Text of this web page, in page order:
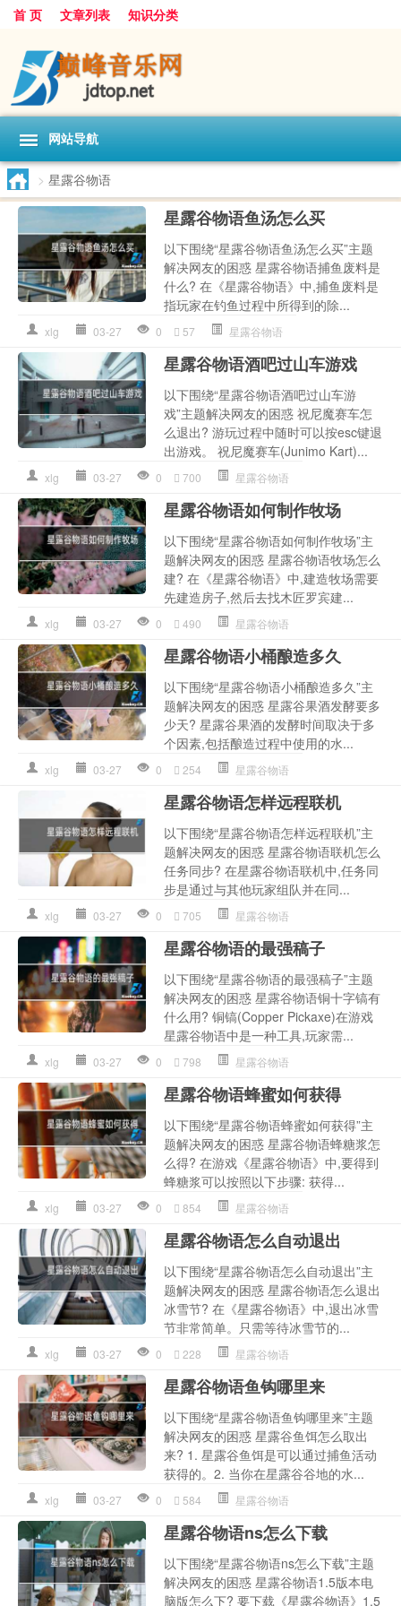
首 页 文章列表 知识分类
网站导航
> 星露谷物语
星露谷物语鱼汤怎么买
以下围绕“星露谷物语鱼汤怎么买”主题
解决网友的困惑 星露谷物语捕鱼废料是
什么? 在《星露谷物语》中,捕鱼废料是
指玩家在钓鱼过程中所得到的除...
xlg 03-27 0 57 星露谷物语
星露谷物语酒吧过山车游戏
以下围绕“星露谷物语酒吧过山车游
戏”主题解决网友的困惑 祝尼魔赛车怎
么退出? 游玩过程中随时可以按esc键退
出游戏。 祝尼魔赛车(Junimo Kart)...
xlg 03-27 0 700 星露谷物语
星露谷物语如何制作牧场
以下围绕“星露谷物语如何制作牧场”主
题解决网友的困惑 星露谷物语牧场怎么
建? 在《星露谷物语》中,建造牧场需要
先建造房子,然后去找木匠罗宾建...
xlg 03-27 0 490 星露谷物语
星露谷物语小桶酿造多久
以下围绕“星露谷物语小桶酿造多久”主
题解决网友的困惑 星露谷果酒发酵要多
少天? 星露谷果酒的发酵时间取决于多
个因素,包括酿造过程中使用的水...
xlg 03-27 0 254 星露谷物语
星露谷物语怎样远程联机
以下围绕“星露谷物语怎样远程联机”主
题解决网友的困惑 星露谷物语联机怎么
任务同步? 在星露谷物语联机中,任务同
步是通过与其他玩家组队并在同...
xlg 03-27 0 705 星露谷物语
星露谷物语的最强稿子
以下围绕“星露谷物语的最强稿子”主题
解决网友的困惑 星露谷物语铜十字镐有
什么用? 铜镐(Copper Pickaxe)在游戏
星露谷物语中是一种工具,玩家需...
xlg 03-27 0 798 星露谷物语
星露谷物语蜂蜜如何获得
以下围绕“星露谷物语蜂蜜如何获得”主
题解决网友的困惑 星露谷物语蜂糖浆怎
么得? 在游戏《星露谷物语》中,要得到
蜂糖浆可以按照以下步骤: 获得...
xlg 03-27 0 854 星露谷物语
星露谷物语怎么自动退出
以下围绕“星露谷物语怎么自动退出”主
题解决网友的困惑 星露谷物语怎么退出
冰雪节? 在《星露谷物语》中,退出冰雪
节非常简单。只需等待冰雪节的...
xlg 03-27 0 228 星露谷物语
星露谷物语鱼钩哪里来
以下围绕“星露谷物语鱼钩哪里来”主题
解决网友的困惑 星露谷鱼饵怎么取出
来? 1. 星露谷鱼饵是可以通过捕鱼活动
获得的。2. 当你在星露谷谷地的水...
xlg 03-27 0 584 星露谷物语
星露谷物语ns怎么下载
以下围绕“星露谷物语ns怎么下载”主题
解决网友的困惑 星露谷物语1.5版本电
脑版怎么下? 要下载《星露谷物语》1.5